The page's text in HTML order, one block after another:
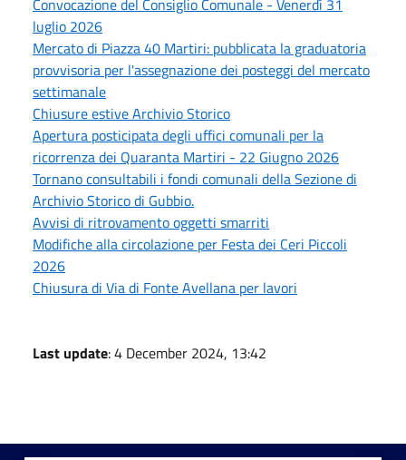
Convocazione del Consiglio Comunale - Venerdì 31
luglio 2026
Mercato di Piazza 40 Martiri: pubblicata la graduatoria
provvisoria per l'assegnazione dei posteggi del mercato
settimanale
Chiusure estive Archivio Storico
Apertura posticipata degli uffici comunali per la
ricorrenza dei Quaranta Martiri - 22 Giugno 2026
Tornano consultabili i fondi comunali della Sezione di
Archivio Storico di Gubbio.
Avvisi di ritrovamento oggetti smarriti
Modifiche alla circolazione per Festa dei Ceri Piccoli
2026
Chiusura di Via di Fonte Avellana per lavori
Last update: 4 December 2024, 13:42